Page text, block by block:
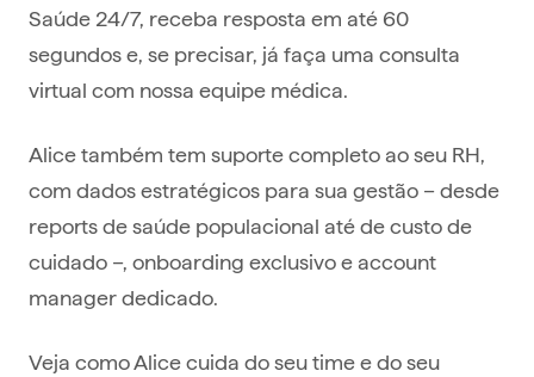
Saúde 24/7, receba resposta em até 60
segundos e, se precisar, já faça uma consulta
virtual com nossa equipe médica.
Alice também tem suporte completo ao seu RH,
com dados estratégicos para sua gestão – desde
reports de saúde populacional até de custo de
cuidado –, onboarding exclusivo e account
manager dedicado.
Veja como Alice cuida do seu time e do seu